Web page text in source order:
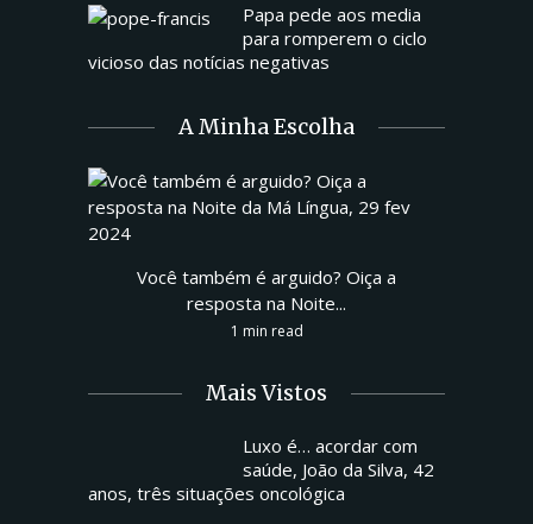
Papa pede aos media
para romperem o ciclo
vicioso das notícias negativas
A Minha Escolha
Você também é arguido? Oiça a
resposta na Noite...
1 min read
Mais Vistos
Luxo é… acordar com
saúde, João da Silva, 42
anos, três situações oncológica